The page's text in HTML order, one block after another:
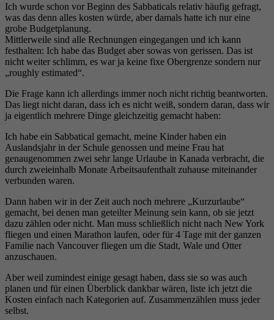
Ich wurde schon vor Beginn des Sabbaticals relativ häufig gefragt,
was das denn alles kosten würde, aber damals hatte ich nur eine
grobe Budgetplanung.
Mittlerweile sind alle Rechnungen eingegangen und ich kann
festhalten: Ich habe das Budget aber sowas von gerissen. Das ist
nicht weiter schlimm, es war ja keine fixe Obergrenze sondern nur
„roughly estimated“.
Die Frage kann ich allerdings immer noch nicht richtig beantworten.
Das liegt nicht daran, dass ich es nicht weiß, sondern daran, dass wir
ja eigentlich mehrere Dinge gleichzeitig gemacht haben:
Ich habe ein Sabbatical gemacht, meine Kinder haben ein
Auslandsjahr in der Schule genossen und meine Frau hat
genaugenommen zwei sehr lange Urlaube in Kanada verbracht, die
durch zweieinhalb Monate Arbeitsaufenthalt zuhause miteinander
verbunden waren.
Dann haben wir in der Zeit auch noch mehrere „Kurzurlaube“
gemacht, bei denen man geteilter Meinung sein kann, ob sie jetzt
dazu zählen oder nicht. Man muss schließlich nicht nach New York
fliegen und einen Marathon laufen, oder für 4 Tage mit der ganzen
Familie nach Vancouver fliegen um die Stadt, Wale und Otter
anzuschauen.
Aber weil zumindest einige gesagt haben, dass sie so was auch
planen und für einen Überblick dankbar wären, liste ich jetzt die
Kosten einfach nach Kategorien auf. Zusammenzählen muss jeder
selbst.